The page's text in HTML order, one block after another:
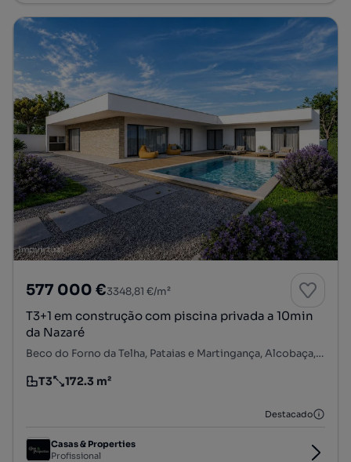
577 000 €3348,81 €/m²
T3+1 em construção com piscina privada a 10min
da Nazaré
Beco do Forno da Telha, Pataias e Martingança, Alcobaça, Leiria
Tipologia
T3
Preço por metro quadrado
172.3 m²
Destacado
Casas & Properties
Profissional